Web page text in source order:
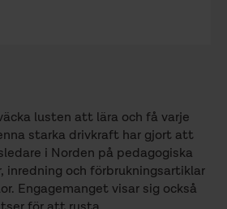
lusten att lära och få varje
starka drivkraft har gjort att
i Norden på pedagogiska
inredning och förbrukningsartiklar
Engagemanget visar sig också